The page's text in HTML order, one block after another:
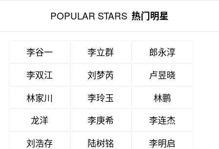
POPULAR STARS 热门明星
李谷一 李立群
郎永淳
李双江
刘梦芮
卢昱晓
林家川
李玲玉
林鹏
龙洋
李庚希
李连杰
刘浩存
陆树铭
李明启